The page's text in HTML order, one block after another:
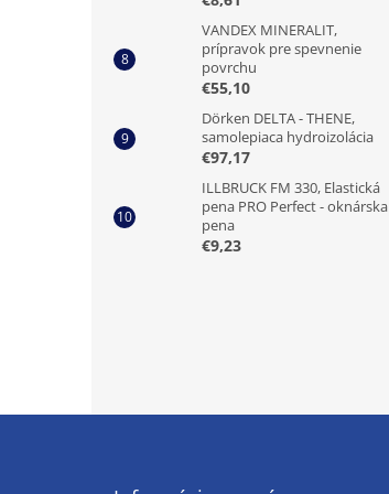
VANDEX MINERALIT,
prípravok pre spevnenie
povrchu
€55,10
Dörken DELTA - THENE,
samolepiaca hydroizolácia
€97,17
ILLBRUCK FM 330, Elastická
pena PRO Perfect - oknárska
pena
€9,23